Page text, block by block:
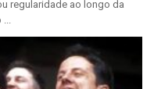
regularidade ao longo da